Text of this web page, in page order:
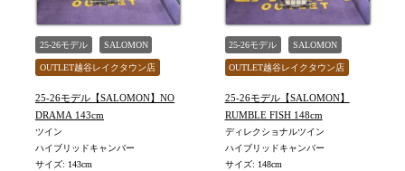
25-26モデル SALOMON
OUTLET越谷レイクタウン店
値下げしました
25-26モデル【SALOMON】NO
DRAMA 143cm
ツイン
ハイブリッドキャンバー
サイズ: 143cm
25-26モデル SALOMON
OUTLET越谷レイクタウン店
値下げしました
25-26モデル【SALOMON】
RUMBLE FISH 148cm
ディレクショナルツイン
ハイブリッドキャンバー
サイズ: 148cm